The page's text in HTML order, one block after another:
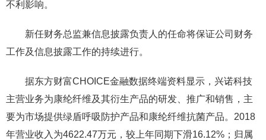
不利影响。
新任财务总监兼信息披露负责人的任命将保证公司财务
工作及信息披露工作的持续进行。
据东方财富CHOICE金融数据终端资料显示，兴诺科技
主营业务为康纶纤维及其衍生产品的研发、推广和销售，主
要为市场提供绿盾呼吸防护产品和康纶纤维抗菌产品。2018
年营业收入为4622.47万元，较上年同期下滑16.12%；归属